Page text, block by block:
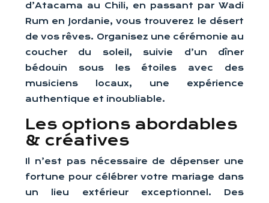
d’Atacama au Chili, en passant par Wadi
Rum en Jordanie, vous trouverez le désert
de vos rêves. Organisez une cérémonie au
coucher du soleil, suivie d’un dîner
bédouin sous les étoiles avec des
musiciens locaux, une expérience
authentique et inoubliable.
Les options abordables
& créatives
Il n’est pas nécessaire de dépenser une
fortune pour célébrer votre mariage dans
un lieu extérieur exceptionnel. Des